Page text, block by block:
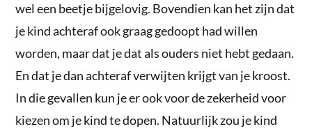
wel een beetje bijgelovig. Bovendien kan het zijn dat
je kind achteraf ook graag gedoopt had willen
worden, maar dat je dat als ouders niet hebt gedaan.
En dat je dan achteraf verwijten krijgt van je kroost.
In die gevallen kun je er ook voor de zekerheid voor
kiezen om je kind te dopen. Natuurlijk zou je kind